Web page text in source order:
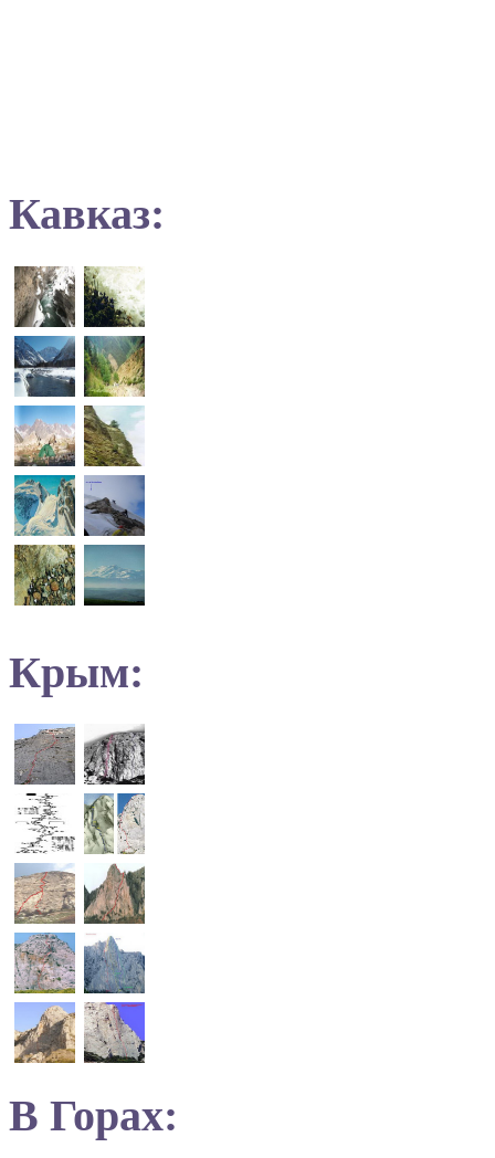
Кавказ:
Крым:
В Горах: